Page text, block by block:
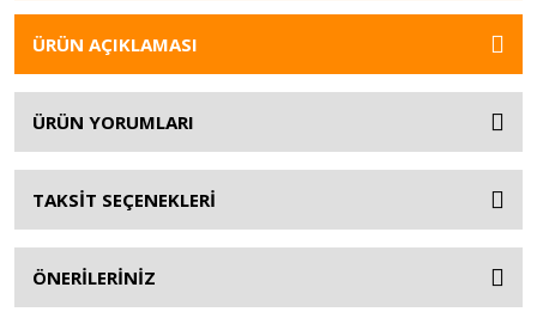
ÜRÜN AÇIKLAMASI
ÜRÜN YORUMLARI
TAKSİT SEÇENEKLERİ
ÖNERİLERİNİZ